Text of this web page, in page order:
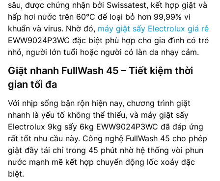
sâu, được chứng nhận bởi Swissatest, kết hợp giặt và
hấp hơi nước trên 60°C để loại bỏ hơn 99,99% vi
khuẩn và virus. Nhờ đó, máy giặt sấy Electrolux giá rẻ
EWW9024P3WC đặc biệt phù hợp cho gia đình có trẻ
nhỏ, người lớn tuổi hoặc người có làn da nhạy cảm.
Giặt nhanh FullWash 45 – Tiết kiệm thời
gian tối đa
Với nhịp sống bận rộn hiện nay, chương trình giặt
nhanh là yếu tố không thể thiếu, và máy giặt sấy
Electrolux 9kg sấy 6kg EWW9024P3WC đã đáp ứng
rất tốt nhu cầu này. Công nghệ FullWash 45 cho phép
giặt đầy tải chỉ trong 45 phút nhờ hệ thống vòi phun
nước mạnh mẽ kết hợp chuyển động lốc xoáy đặc
biệt.